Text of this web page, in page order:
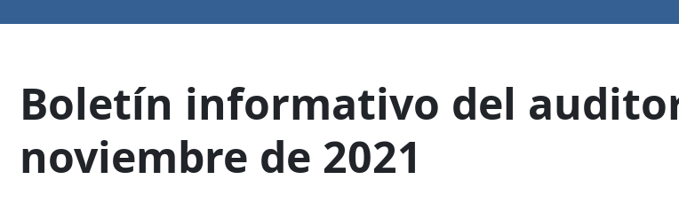
Boletín informativo del
noviembre de 2021